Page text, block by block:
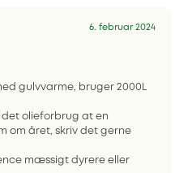
6. februar 2024
gulvvarme, bruger 2000L
det olieforbrug at en
om året, skriv det gerne
mæssigt dyrere eller